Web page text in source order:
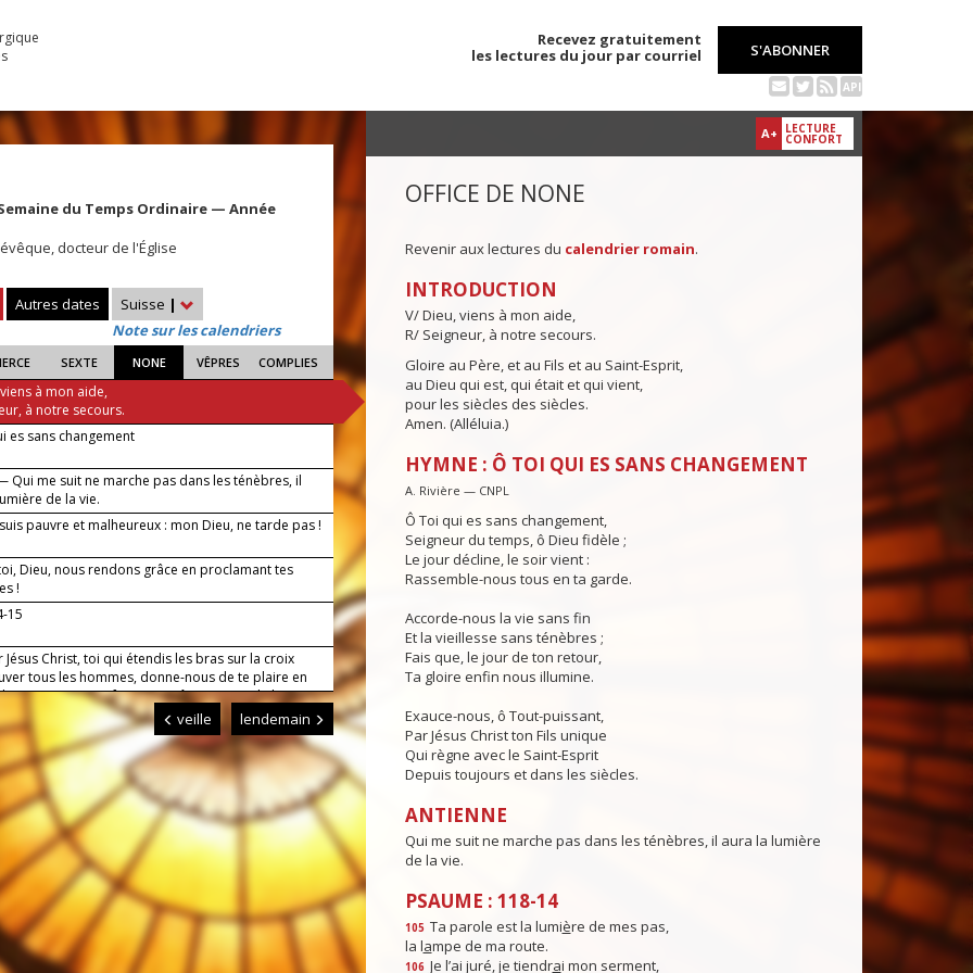
Recevez gratuitement
les lectures du jour par courriel
S'ABONNER
API
du Temps Ordinaire — Année
docteur de l'Église
Autres dates Suisse |
Note sur les calendriers
SEXTE NONE VÊPRES COMPLIES
à mon aide,
à notre secours.
es sans changement
Qui me suit ne marche pas dans les ténèbres, il
de la vie.
pauvre et malheureux : mon Dieu, ne tarde pas !
Dieu, nous rendons grâce en proclamant tes
!
15
Jésus Christ, toi qui étendis les bras sur la croix
tous les hommes, donne-nous de te plaire en
nos actes pour faire connaître au monde l'œuvre
Toi qui règnes pour les siècles des siècles.
veille lendemain
A+ LECTURE
CONFORT
OFFICE DE NONE
Revenir aux lectures du calendrier romain.
INTRODUCTION
V/ Dieu, viens à mon aide,
R/ Seigneur, à notre secours.
Gloire au Père, et au Fils et au Saint-Esprit,
au Dieu qui est, qui était et qui vient,
pour les siècles des siècles.
Amen. (Alléluia.)
HYMNE : Ô TOI QUI ES SANS CHANGEMENT
A. Rivière — CNPL
Ô Toi qui es sans changement,
Seigneur du temps, ô Dieu fidèle ;
Le jour décline, le soir vient :
Rassemble-nous tous en ta garde.
Accorde-nous la vie sans fin
Et la vieillesse sans ténèbres ;
Fais que, le jour de ton retour,
Ta gloire enfin nous illumine.
Exauce-nous, ô Tout-puissant,
Par Jésus Christ ton Fils unique
Qui règne avec le Saint-Esprit
Depuis toujours et dans les siècles.
ANTIENNE
Qui me suit ne marche pas dans les ténèbres, il aura la lumière
de la vie.
PSAUME : 118-14
105 Ta parole est la lumière de mes pas,
la lampe de ma route.
106 Je l’ai juré, je tiendrai mon serment,